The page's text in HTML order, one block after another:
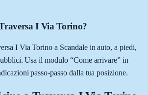
I Via Torino?
I Via Torino a Scandale in auto, a piedi,
Usa il modulo “Come arrivare” in
passo-passo dalla tua posizione.